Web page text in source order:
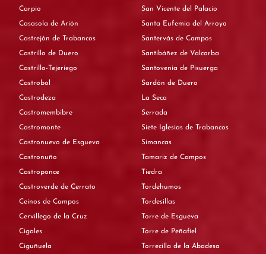
Carpio
Casasola de Arión
Castrejón de Trabancos
Castrillo de Duero
Castrillo-Tejeriego
Castrobol
Castrodeza
Castromembibre
Castromonte
Castronuevo de Esgueva
Castronuño
Castroponce
Castroverde de Cerrato
Ceinos de Campos
Cervillego de la Cruz
Cigales
Ciguñuela
San Vicente del Palacio
Santa Eufemia del Arroyo
Santervás de Campos
Santibáñez de Valcorba
Santovenia de Pisuerga
Sardón de Duero
La Seca
Serrada
Siete Iglesias de Trabancos
Simancas
Tamariz de Campos
Tiedra
Tordehumos
Tordesillas
Torre de Esgueva
Torre de Peñafiel
Torrecilla de la Abadesa